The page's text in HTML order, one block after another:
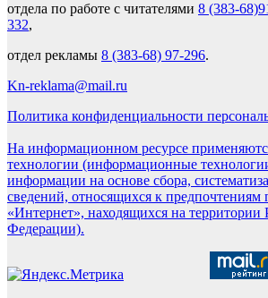
отдела по работе с читателями 8 (383-
332,
отдел рекламы 8 (383-68) 97-296.
Kn-reklama@mail.ru
Политика конфиденциальности
На информационном ресурсе
технологии (информационные
информации на основе сбора,
сведений, относящихся к предпочтениям
«Интернет», находящихся на территории
Федерации).